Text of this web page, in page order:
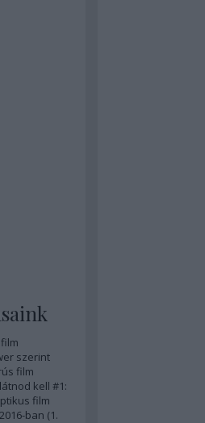
szerint
film
kell #1:
film
ban (1.